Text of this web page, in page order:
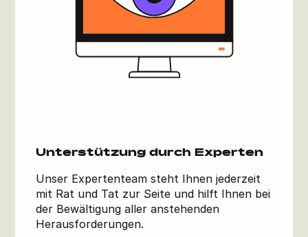
Unterstützung durch Experten
Unser Expertenteam steht Ihnen jederzeit
mit Rat und Tat zur Seite und hilft Ihnen bei
der Bewältigung aller anstehenden
Herausforderungen.